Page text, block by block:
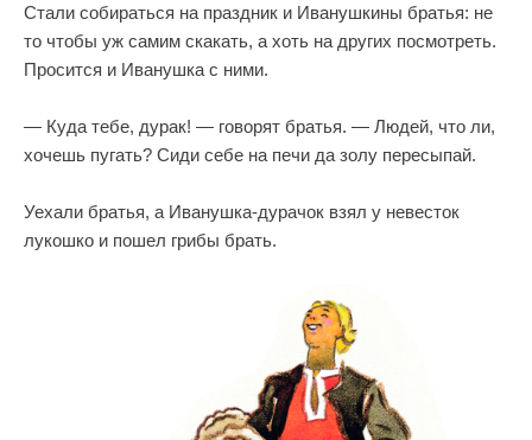
Стали собираться на праздник и Иванушкины братья: не
то чтобы уж самим скакать, а хоть на других посмотреть.
Просится и Иванушка с ними.
— Куда тебе, дурак! — говорят братья. — Людей, что ли,
хочешь пугать? Сиди себе на печи да золу пересыпай.
Уехали братья, а Иванушка-дурачок взял у невесток
лукошко и пошел грибы брать.